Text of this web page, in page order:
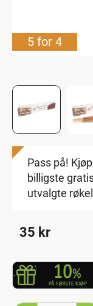
5 for 4
Pass på!
billigste
utvalgte
35 kr